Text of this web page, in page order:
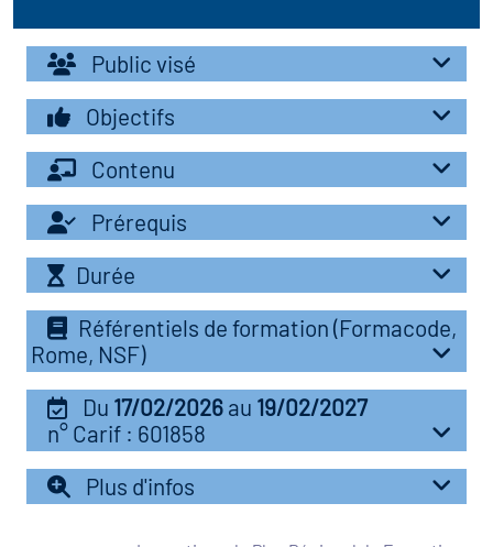
clés métiers et
lieu d'information ou
des métiers en
de l'Economie
Solidaire (ESS)
du secteur sanitaire
de l'Industrie
emploi-formation
Public visé
Objectifs
Contenu
Prérequis
Durée
Référentiels de formation (Formacode,
Rome, NSF)
Du 17/02/2026 au 19/02/2027
n° Carif : 601858
Plus d'infos